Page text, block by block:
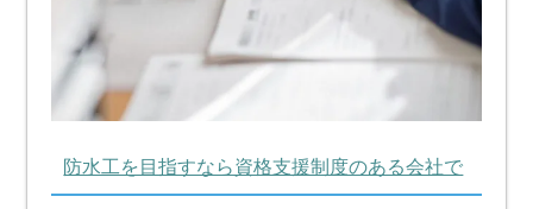
防水工を目指すなら資格支援制度のある会社で